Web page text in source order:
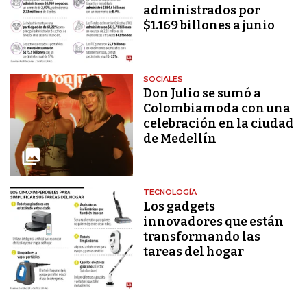
administrados por
$1.169 billones a junio
SOCIALES
Don Julio se sumó a
Colombiamoda con una
celebración en la ciudad
de Medellín
TECNOLOGÍA
Los gadgets
innovadores que están
transformando las
tareas del hogar